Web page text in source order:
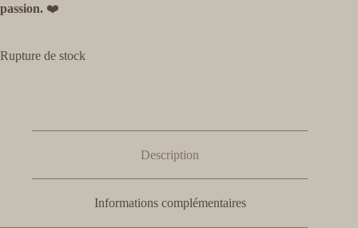
passion. ❤️
Rupture de stock
Description
Informations complémentaires